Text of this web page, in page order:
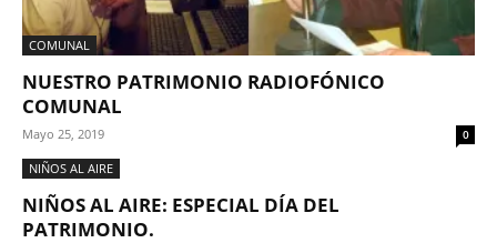
COMUNAL
NUESTRO PATRIMONIO RADIOFÓNICO
COMUNAL
Mayo 25, 2019 0
NIÑOS AL AIRE
NIÑOS AL AIRE: ESPECIAL DÍA DEL
PATRIMONIO.